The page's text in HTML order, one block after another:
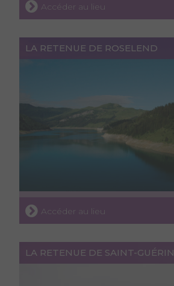
Accéder au lieu
LA RETENUE DE ROSELEND
Accéder au lieu
LA RETENUE DE SAINT-GUÉRIN